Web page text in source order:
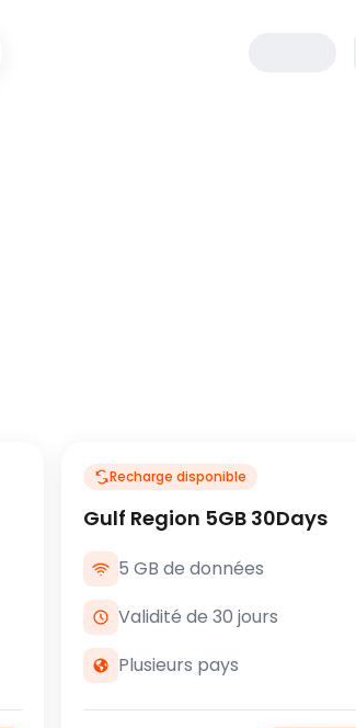
Recharge disponible
Gulf Region 5GB 30Days
5 GB de données
Validité de 30 jours
Plusieurs pays